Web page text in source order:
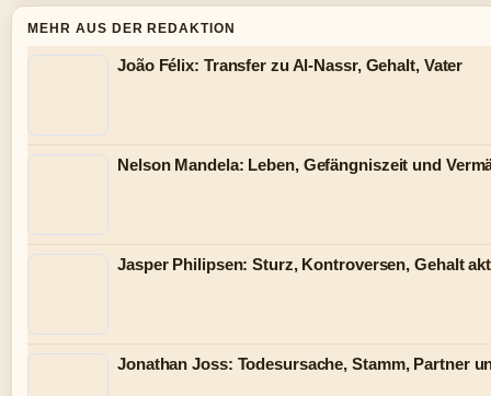
MEHR AUS DER REDAKTION
João Félix: Transfer zu Al-Nassr, Gehalt, Vater
Nelson Mandela: Leben, Gefängniszeit und
Jasper Philipsen: Sturz, Kontroversen, Gehalt
Jonathan Joss: Todesursache, Stamm, Partner